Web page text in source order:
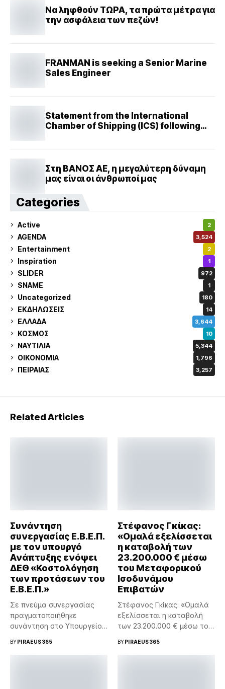
Να ληφθούν ΤΩΡΑ, τα πρώτα μέτρα για
την ασφάλεια των πεζών!
FRANMAN is seeking a Senior Marine
Sales Engineer
Statement from the International
Chamber of Shipping (ICS) following
Στη ΒΑΝΟΣ ΑΕ, η μεγαλύτερη δύναμη
μας είναι οι άνθρωποί μας
Categories
Active 2
AGENDA 3,524
Entertainment 2
Inspiration 1
SLIDER 972
SNAME 1
Uncategorized 180
ΕΚΔΗΛΩΣΕΙΣ 14
ΕΛΛΑΔΑ 3,644
ΚΟΣΜΟΣ 10
ΝΑΥΤΙΛΙΑ 5,344
ΟΙΚΟΝΟΜΙΑ 1,796
ΠΕΙΡΑΙΑΣ 3,257
Related Articles
Συνάντηση
συνεργασίας Ε.Β.Ε.Π.
με τον υπουργό
Ανάπτυξης ενόψει
ΔΕΘ «Κοστολόγηση
των προτάσεων του
Ε.Β.Ε.Π.»
Σε πνεύμα συνεργασίας
πραγματοποιήθηκε
συνάντηση στο Υπουργείο
BYPIRAEUS365
Στέφανος Γκίκας:
«Ομαλά εξελίσσεται
η καταβολή των
23.200.000 € μέσω
του Μεταφορικού
Ισοδυνάμου
Επιβατών
Στέφανος Γκίκας: «Ομαλά
εξελίσσεται η καταβολή
των 23.200.000 € μέσω του
BYPIRAEUS365